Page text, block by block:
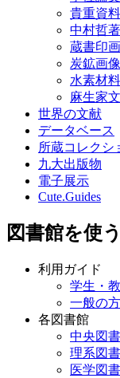
貴重資
中村哲
蔵書印
炭鉱画像
水素材
麻生家
世界の文献
データベース
所蔵コレクシ
九大出版物
電子展示
Cute.Guides
図書館を使う
利用ガイド
学生・
一般の方
各図書館
中央図
理系図
医学図